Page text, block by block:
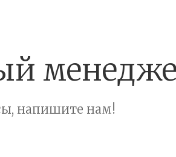
напишите нам!